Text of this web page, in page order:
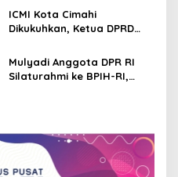
dari Jabar dan Banten
ICMI Kota Cimahi
Dikukuhkan, Ketua DPRD
Pentahelix untuk
Pembangunan
Mulyadi Anggota DPR RI
Silaturahmi ke BPIH-RI,